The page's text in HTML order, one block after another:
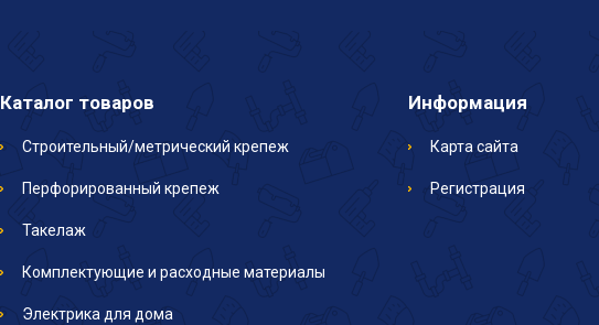
Каталог товаров
Строительный/метрический крепеж
Перфорированный крепеж
Такелаж
Комплектующие и расходные материалы
Электрика для дома
Информация
Карта сайта
Регистрация